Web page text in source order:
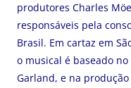
produtores Charles
responsáveis pela
Brasil. Em cartaz em
o musical é baseado
Garland, e na